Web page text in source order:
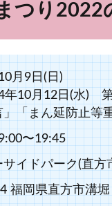
つり2022
月9日(日)
年10月12日(水)
「まん延防止等
〜19:45
サイドパーク(直
福岡県直方市溝堀